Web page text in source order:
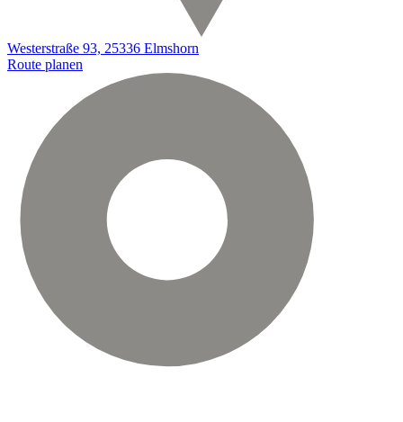
Westerstraße 93, 25336 Elmshorn
Route planen